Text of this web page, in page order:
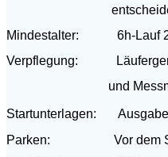
entscheidet
Mindestalter: 6h-Lauf 20
Verpflegung:
und
Startunterlagen: Ausgabe
Parken: Vor dem